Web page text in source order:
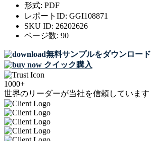
形式: PDF
レポートID: GGI108871
SKU ID: 26202626
ページ数: 90
無料サンプルをダウンロード
クイック購入
1000+
世界のリーダーが当社を信頼しています